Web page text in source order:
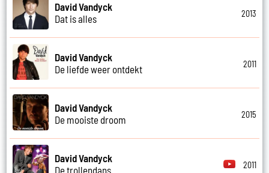
David Vandyck
Dat is alles
2013
David Vandyck
De liefde weer ontdekt
2011
David Vandyck
De mooiste droom
2015
David Vandyck
De trollendans
2011